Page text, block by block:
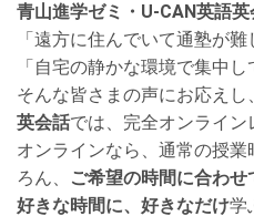
青山進学ゼミ・U-CAN英語英
「遠方に住んでいて通塾が難
「自宅の静かな環境で集中し
そんな皆さまの声にお応えし、
英会話では、完全オンライン
オンラインなら、通常の授
ろん、
ご希望の時間に合わせ
好きな時間に、好きなだけ学